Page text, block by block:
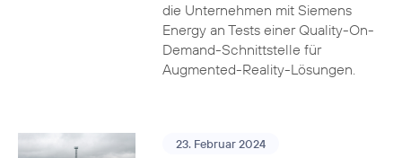
die Unternehmen mit Siemens
Energy an Tests einer Quality-On-
Demand-Schnittstelle für
Augmented-Reality-Lösungen.
23. Februar 2024